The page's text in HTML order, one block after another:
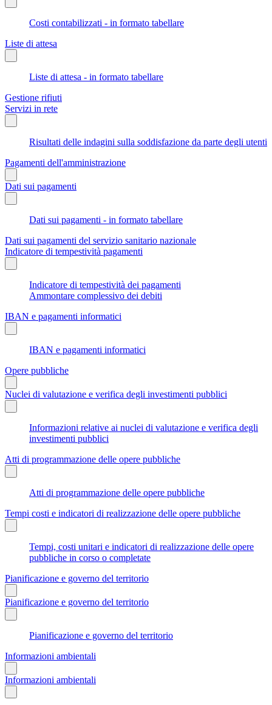
Costi contabilizzati - in formato tabellare
Liste di attesa
Liste di attesa - in formato tabellare
Gestione rifiuti
Servizi in rete
Risultati delle indagini sulla soddisfazione da parte degli utenti
Pagamenti dell'amministrazione
Dati sui pagamenti
Dati sui pagamenti - in formato tabellare
Dati sui pagamenti del servizio sanitario nazionale
Indicatore di tempestività pagamenti
Indicatore di tempestività dei pagamenti
Ammontare complessivo dei debiti
IBAN e pagamenti informatici
IBAN e pagamenti informatici
Opere pubbliche
Nuclei di valutazione e verifica degli investimenti pubblici
Informazioni relative ai nuclei di valutazione e verifica degli
investimenti pubblici
Atti di programmazione delle opere pubbliche
Atti di programmazione delle opere pubbliche
Tempi costi e indicatori di realizzazione delle opere pubbliche
Tempi, costi unitari e indicatori di realizzazione delle opere
pubbliche in corso o completate
Pianificazione e governo del territorio
Pianificazione e governo del territorio
Pianificazione e governo del territorio
Informazioni ambientali
Informazioni ambientali